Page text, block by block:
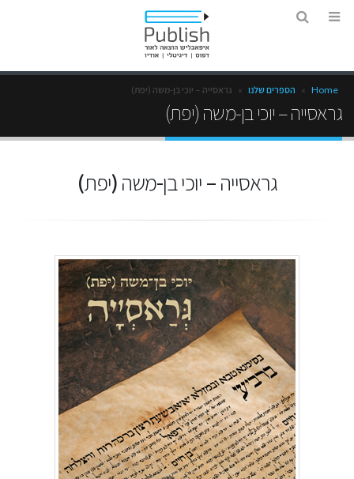
Home
» הספרים שלנו » גראסייה – יוכי בן-משה (יפת)
גראסייה – יוכי בן-משה (יפת)
גראסייה – יוכי בן-משה (יפת)